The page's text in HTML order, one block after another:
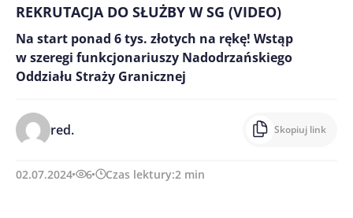
REKRUTACJA DO SŁUŻBY W SG (VIDEO)
Na start ponad 6 tys. złotych na rękę! Wstąp
w szeregi funkcjonariuszy Nadodrzańskiego
Oddziału Straży Granicznej
red. Skopiuj link
02.07.2024 6 Czas lektury:2 min